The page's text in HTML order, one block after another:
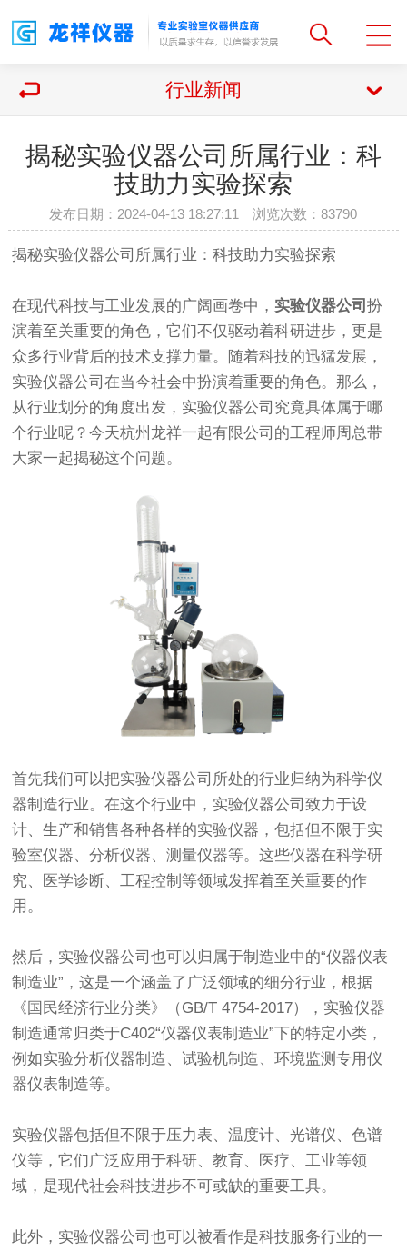
行业新闻
揭秘实验仪器公司所属行业：科
技助力实验探索
发布日期：2024-04-13 18:27:11 浏览次数：83790
揭秘实验仪器公司所属行业：科技助力实验探索
在现代科技与工业发展的广阔画卷中， 实验仪器公司扮
演着至关重要的角色，它们不仅驱动着科研进步，更是
众多行业背后的技术支撑力量。随着科技的迅猛发展，
实验仪器公司在当今社会中扮演着重要的角色。那么，
从行业划分的角度出发，实验仪器公司究竟具体属于哪
个行业呢？今天杭州龙祥一起有限公司的工程师周总带
大家一起揭秘这个问题。
首先我们可以把实验仪器公司所处的行业归纳为科学仪
器制造行业。在这个行业中，实验仪器公司致力于设
计、生产和销售各种各样的实验仪器，包括但不限于实
验室仪器、分析仪器、测量仪器等。这些仪器在科学研
究、医学诊断、工程控制等领域发挥着至关重要的作
用。
然后，实验仪器公司也可以归属于制造业中的“仪器仪表
制造业”，这是一个涵盖了广泛领域的细分行业，根据
《国民经济行业分类》（GB/T 4754-2017），实验仪器
制造通常归类于C402“仪器仪表制造业”下的特定小类，
例如实验分析仪器制造、试验机制造、环境监测专用仪
器仪表制造等。
实验仪器包括但不限于压力表、温度计、光谱仪、色谱
仪等，它们广泛应用于科研、教育、医疗、工业等领
域，是现代社会科技进步不可或缺的重要工具。
此外，实验仪器公司也可以被看作是科技服务行业的一